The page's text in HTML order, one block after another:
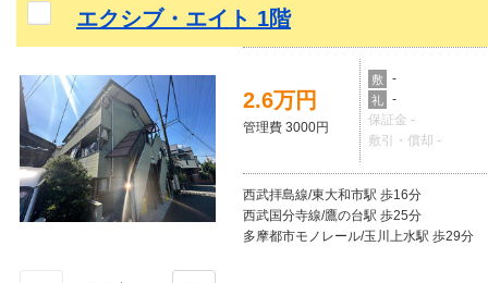
エクシブ・エイト 1階
2.6万円
管理費 3000円
敷 -
礼
-
保証金 -
敷引・償却 -
西武拝島線/東大和市駅 歩16分
西武国分寺線/鷹の台駅 歩25分
多摩都市モノレール/玉川上水駅 歩29分